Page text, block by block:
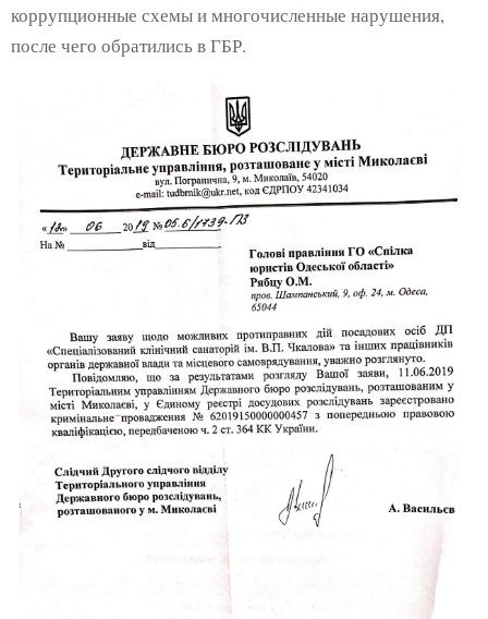
коррупционные схемы и многочисленные нарушения,
после чего обратились в ГБР.